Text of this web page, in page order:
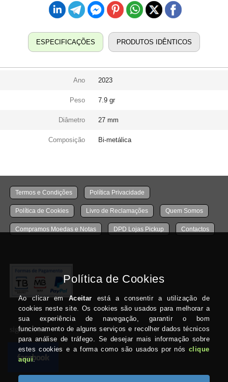
ESPECIFICAÇÕES PRODUTOS IDÊNTICOS
Ano 2023
Peso 7.9 gr
Diâmetro 27 mm
Composição Bi-metálica
Termos e Condições Política Privacidade
Política de Cookies Livro de Reclamações Quem Somos
Compramos Moedas e Notas DPD Lojas Pickup Contactos
siga-nos no: